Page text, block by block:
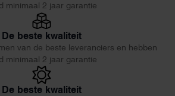
minimaal 2 jaar garantie
De beste kwaliteit
van de beste leveranciers en hebben
minimaal 2 jaar garantie
De beste kwaliteit